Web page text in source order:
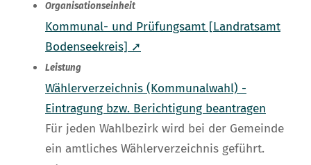
Organisationseinheit
Kommunal- und Prüfungsamt [Landratsamt
Bodenseekreis] ➚
Leistung
Wählerverzeichnis (Kommunalwahl) -
Eintragung bzw. Berichtigung beantragen
Für jeden Wahlbezirk wird bei der Gemeinde
ein amtliches Wählerverzeichnis geführt.